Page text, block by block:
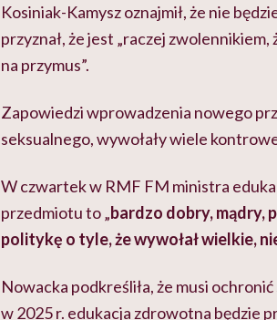
Kosiniak-Kamysz oznajmił, że nie
przyznał, że jest „raczej
na przymus”.
Zapowiedzi wprowadzenia nowego
seksualnego, wywołały wiele
W czwartek w RMF FM ministra
przedmiotu to „bardzo dobry, mądry,
politykę o tyle, że wywołał wielkie,
Nowacka podkreśliła, że musi
w 2025 r. edukacja zdrowotna będzie